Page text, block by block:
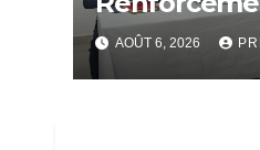
Capacités
Résilience
AOÛT 6, 2026